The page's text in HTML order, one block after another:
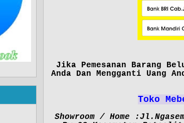
Jika Pemesanan Barang
Anda Dan Mengganti Uang
Toko
Showroom / Home